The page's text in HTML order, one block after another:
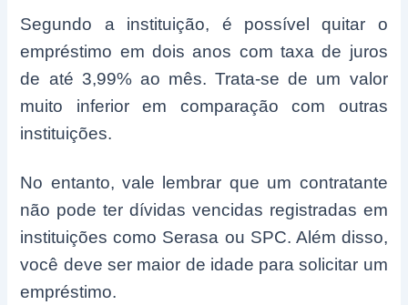
Segundo a instituição, é possível quitar o
empréstimo em dois anos com taxa de juros
de até 3,99% ao mês. Trata-se de um valor
muito inferior em comparação com outras
instituições.
No entanto, vale lembrar que um contratante
não pode ter dívidas vencidas registradas em
instituições como Serasa ou SPC. Além disso,
você deve ser maior de idade para solicitar um
empréstimo.